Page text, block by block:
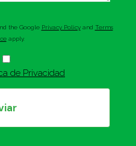
the Google Privacy Policyand Terms
apply.
de Privacidad